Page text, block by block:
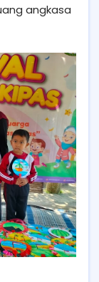
angkasa